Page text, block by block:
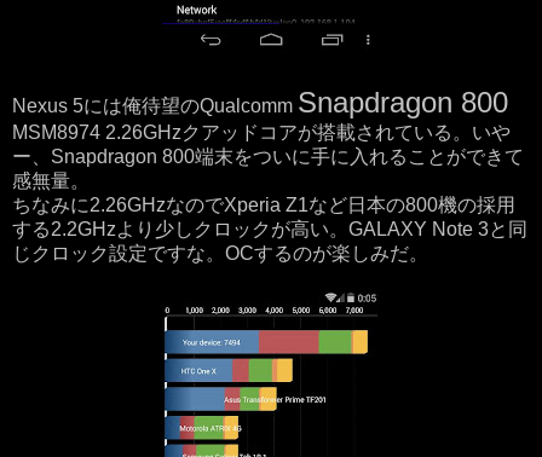
Nexus 5には俺待望のQualcomm Snapdragon 800
MSM8974 2.26GHzクアッドコアが搭載されている。いや
ー、Snapdragon 800端末をついに手に入れることができて
感無量。
ちなみに2.26GHzなのでXperia Z1など日本の800機の採用
する2.2GHzより少しクロックが高い。GALAXY Note 3と同
じクロック設定ですな。OCするのが楽しみだ。